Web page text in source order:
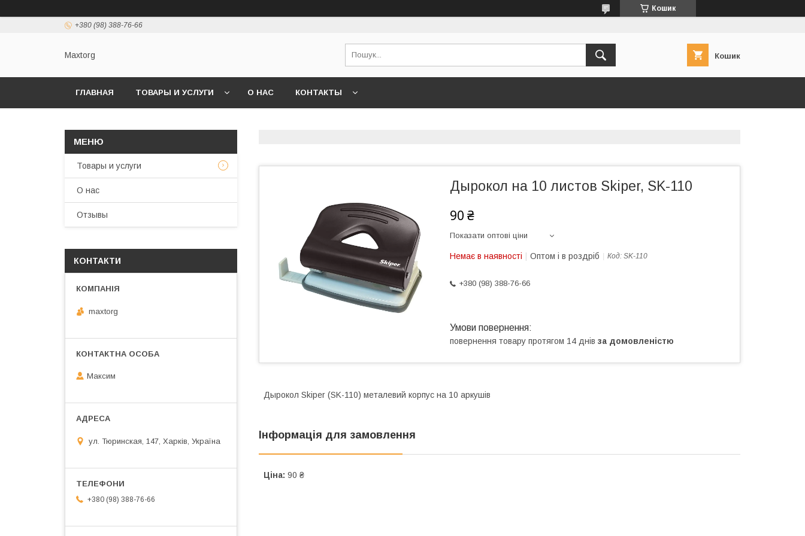
Кошик
+380 (98) 388-76-66
Maxtorg Кошик
ГЛАВНАЯ ТОВАРЫ И УСЛУГИ О НАС КОНТАКТЫ
Дырокол на 10 листов Skiper, SK-110
90 ₴
Показати оптові ціни
Немає в наявності Оптом і в роздріб Код: SK-110
+380 (98) 388-76-66
повернення товару протягом 14 днів за домовленістю
Дырокол Skiper (SK-110) металевий корпус на 10 аркушів
Інформація для замовлення
Ціна: 90 ₴
Товары и услуги
О нас
Отзывы
КОНТАКТИ
maxtorg
Максим
ул. Тюринская, 147, Харків, Україна
+380 (98) 388-76-66